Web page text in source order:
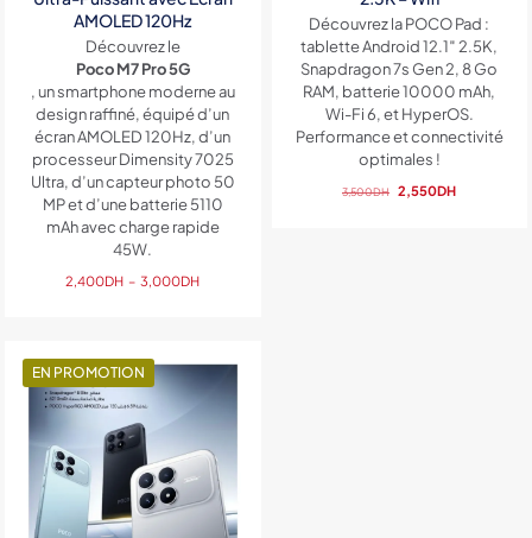
AMOLED 120Hz
Découvrez le
Poco M7 Pro 5G
, un smartphone moderne au
design raffiné, équipé d’un
écran AMOLED 120Hz, d’un
processeur Dimensity 7025
Ultra, d’un capteur photo 50
MP et d’une batterie 5110
mAh avec charge rapide
45W.
2,400DH – 3,000DHPlage
à
3,000DH
Découvrez la POCO Pad :
tablette Android 12.1″ 2.5K,
Snapdragon 7s Gen 2, 8 Go
RAM, batterie 10000 mAh,
Wi-Fi 6, et HyperOS.
Performance et connectivité
optimales !
3,500DH
Le
2,550DHLe
EN PROMOTION